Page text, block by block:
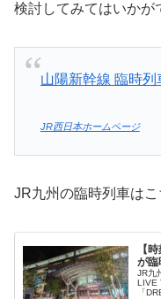
検討してみてはいかが
山陽新幹線 臨時
JR西日本ホームページ
JR九州の臨時列車はこ
【
が臨
JR九
LIVE
「